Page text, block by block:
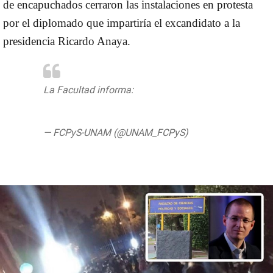
de encapuchados cerraron las instalaciones en protesta
por el diplomado que impartiría el excandidato a la
presidencia Ricardo Anaya.
La Facultad informa:
— FCPyS-UNAM (@UNAM_FCPyS)